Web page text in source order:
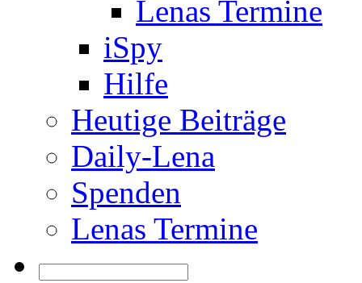
Lenas Termine
iSpy
Hilfe
Heutige Beiträge
Daily-Lena
Spenden
Lenas Termine